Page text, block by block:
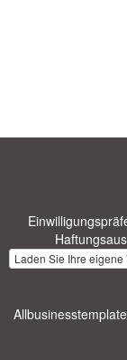
Laden Sie Ihre eigene